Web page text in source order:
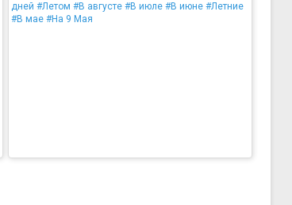
дней #Летом #В августе #В июле #В июне #Летние
#В мае #На 9 Мая